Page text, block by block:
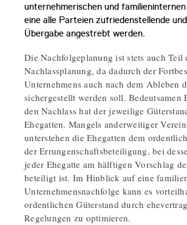
unternehmerischen und
eine alle Parteien zufriedenstellende
Übergabe angestrebt werden.
Die Nachfolgeplanung ist stets auch Teil
Nachlassplanung, da dadurch der
Unternehmens auch nach dem Ableben
sichergestellt werden soll. Bedeutsamen
den Nachlass hat der jeweilige
Ehegatten. Mangels anderweitiger
unterstehen die Ehegatten dem
der Errungenschaftsbeteiligung, bei
jeder Ehegatte am hälftigen Vorschlag
beteiligt ist. Im Hinblick auf eine
Unternehmensnachfolge kann es
ordentlichen Güterstand durch
Regelungen zu optimieren.